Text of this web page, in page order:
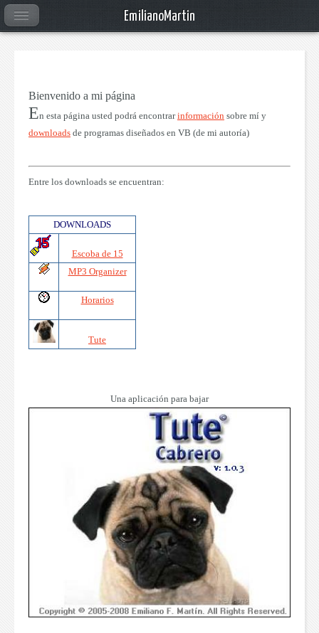
Bienvenido a mi página
En esta página usted podrá encontrarinformación sobre mí y
downloads de programas diseñados en VB (de mi autoría)
Entre los downloads se encuentran:
DOWNLOADS
Escoba de 15
MP3 Organizer
Horarios
Tute
Una aplicación para bajar
EmilianoMartin